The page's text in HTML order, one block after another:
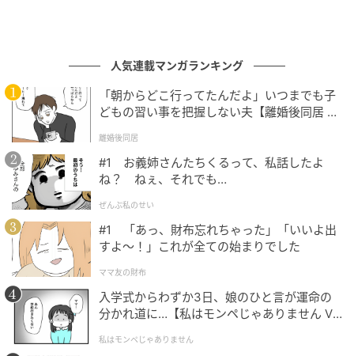
人気連載マンガランキング
「朝からどこ行ってたんだよ」いつまでも子
どもの習い事を把握しない夫【離婚後同居 Vo
離婚後同居
#1 お義姉さんたちくるって、私話したよ
ね？ ねぇ、それでも…
ぜんぶ私のせい
#1 「あっ、財布忘れちゃった」「いいよ出
すよ〜！」これが全ての始まりでした
ママ友の財布
入学式からわずか3日、娘のひと言が運命の
分かれ道に…【私はモンペじゃありません Vo
私はモンペじゃありません